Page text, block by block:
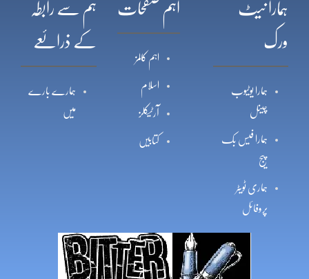
ہمارا نیٹ
ورک
ہمارا یوٹیوب
چینل
ہمارا فیس بک
پیج
ہماری ٹویٹر
پروفائل
اہم صفحات
اہم کالمز
اسلام
آرٹیکلز
کتابیں
ہم سے رابطہ
کے ذرائعے
ہمارے بارے
میں